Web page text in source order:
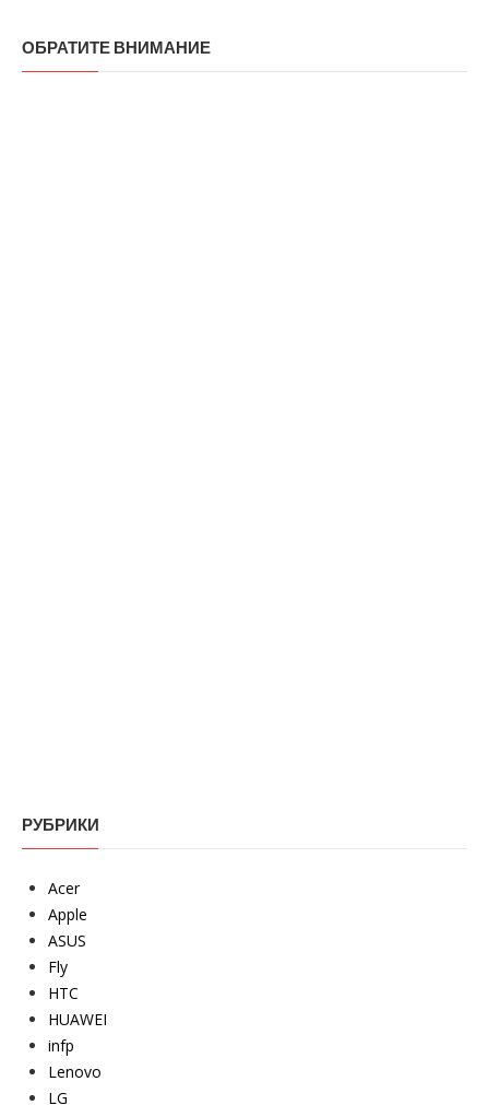
ОБРАТИТЕ ВНИМАНИЕ
РУБРИКИ
Acer
Apple
ASUS
Fly
HTC
HUAWEI
infp
Lenovo
LG